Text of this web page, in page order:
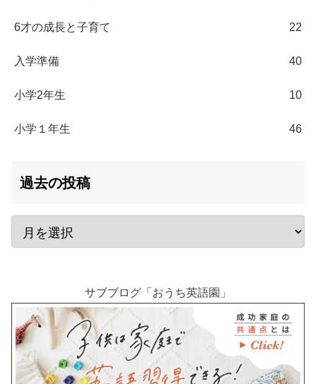
6才の成長と子育て 22
入学準備 40
小学2年生 10
小学１年生 46
過去の投稿
サブブログ「おうち英語園」